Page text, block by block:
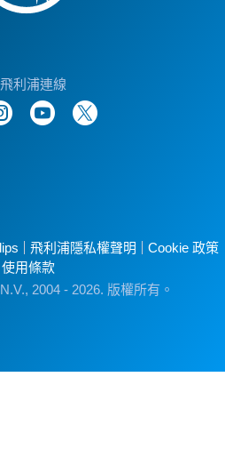
利浦連線
飛利浦隱私權聲明
Cookie 政策
使用條款
2004 - 2026. 版權所有。